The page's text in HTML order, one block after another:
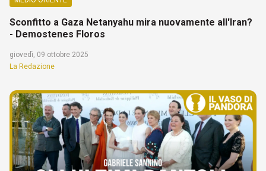
Sconfitto a Gaza Netanyahu mira nuovamente all'Iran?
- Demostenes Floros
giovedì, 09 ottobre 2025
La Redazione